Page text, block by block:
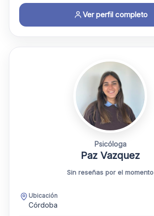
Ver perfil completo
Psicóloga
Paz Vazquez
Sin reseñas por el momento
Ubicación
Córdoba